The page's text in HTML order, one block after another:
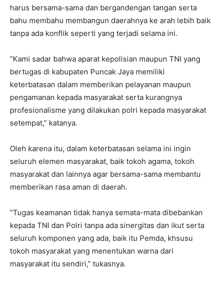
harus bersama-sama dan bergandengan tangan serta
bahu membahu membangun daerahnya ke arah lebih baik
tanpa ada konflik seperti yang terjadi selama ini.
“Kami sadar bahwa aparat kepolisian maupun TNI yang
bertugas di kabupaten Puncak Jaya memiliki
keterbatasan dalam memberikan pelayanan maupun
pengamanan kepada masyarakat serta kurangnya
profesionalisme yang dilakukan polri kepada masyarakat
setempat,” katanya.
Oleh karena itu, dalam keterbatasan selama ini ingin
seluruh elemen masyarakat, baik tokoh agama, tokoh
masyarakat dan lainnya agar bersama-sama membantu
memberikan rasa aman di daerah.
“Tugas keamanan tidak hanya semata-mata dibebankan
kepada TNI dan Polri tanpa ada sinergitas dan ikut serta
seluruh komponen yang ada, baik itu Pemda, khsusu
tokoh masyarakat yang menentukan warna dari
masyarakat itu sendiri,” tukasnya.